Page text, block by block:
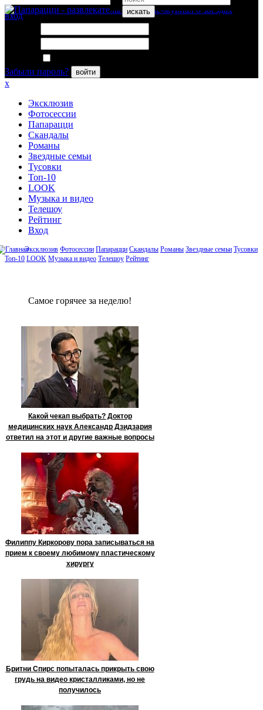
искать
вход
Забыли пароль?
войти
x
Эксклюзив
Фотосессии
Папарацци
Скандалы
Романы
Звездные семьи
Тусовки
Топ-10
LOOK
Музыка и видео
Телешоу
Рейтинг
Вход
Эксклюзив Фотосессии Папарацци Скандалы Романы Звездные семьи Тусовки
Топ-10 LOOK Музыка и видео Телешоу Рейтинг
Сaмое гoрячее за неделю!
Какой чекап выбрать? Доктор
медицинских наук Александр Дзидзария
ответил на этот и другие важные вопросы
Филиппу Киркорову пора записываться на
прием к своему любимому пластическому
хирургу
Бритни Спирс попыталась прикрыть свою
грудь на видео кристалликами, но не
получилось